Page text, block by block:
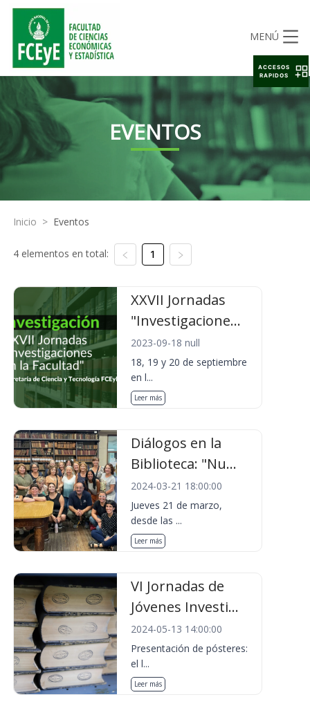
MENÚ
EVENTOS
Inicio > Eventos
4 elementos en total: 1
XXVII Jornadas
"Investigacione...
2023-09-18 null
18, 19 y 20 de septiembre
en l...
Leer más
Diálogos en la
Biblioteca: "Nu...
2024-03-21 18:00:00
Jueves 21 de marzo,
desde las ...
Leer más
VI Jornadas de
Jóvenes Investi...
2024-05-13 14:00:00
Presentación de pósteres:
el l...
Leer más
ACCESOS
RAPIDOS